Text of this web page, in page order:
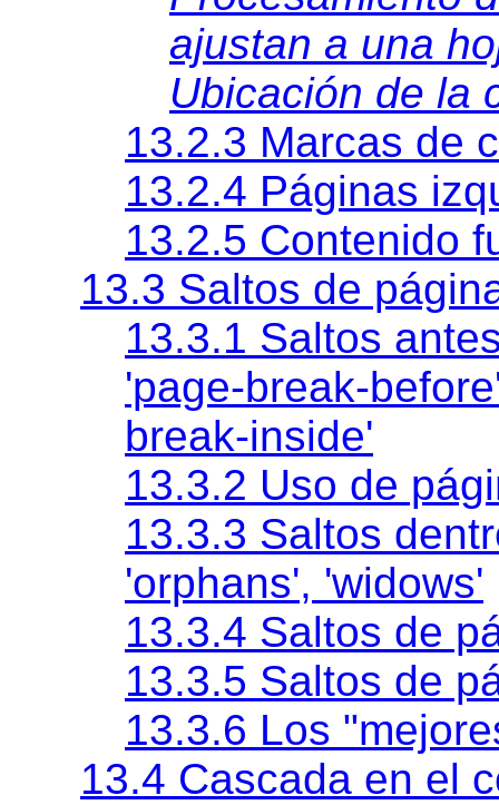
ajustan a una
Ubicación de la
13.2.3 Marcas de
13.2.4 Páginas
13.2.5 Contenido
13.3 Saltos de
13.3.1 Saltos
'page-break-
break-inside'
13.3.2 Uso de
13.3.3 Saltos
'orphans', 'widows'
13.3.4 Saltos de
13.3.5 Saltos de
13.3.6 Los
13.4 Cascada en el